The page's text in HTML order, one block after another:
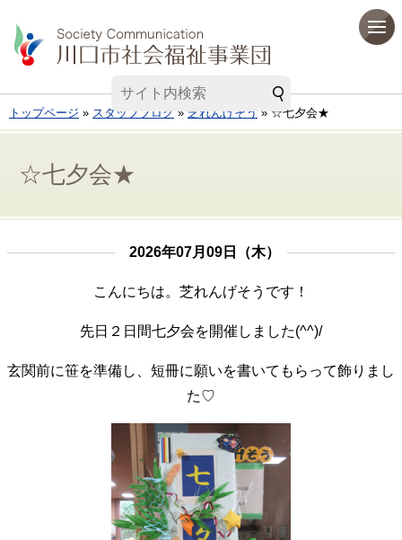
トップページ » スタッフブログ » 芝れんげそう » ☆七夕会★
☆七夕会★
2026年07月09日（木）
こんにちは。芝れんげそうです！
先日２日間七夕会を開催しました(^^)/
玄関前に笹を準備し、短冊に願いを書いてもらって飾りまし
た♡